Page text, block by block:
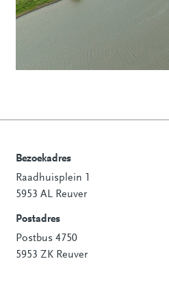
Contactinformatie
Bezoekadres
Raadhuisplein 1
5953 AL Reuver
Postadres
Postbus 4750
5953 ZK Reuver